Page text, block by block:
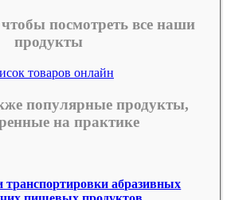
посмотреть все наши
продукты
товаров онлайн
популярные продукты,
на практике
транспортировки абразивных